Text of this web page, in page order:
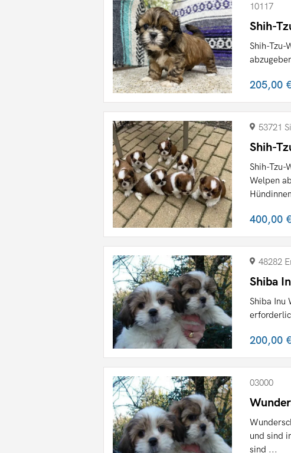
10117
Shih-
Shih-Tzu-
205,00
53721
Shih-
Shih-Tzu-
Welpen
400,00
48282
Shiba
Shiba Inu
200,00
03000
und sind
sind ...